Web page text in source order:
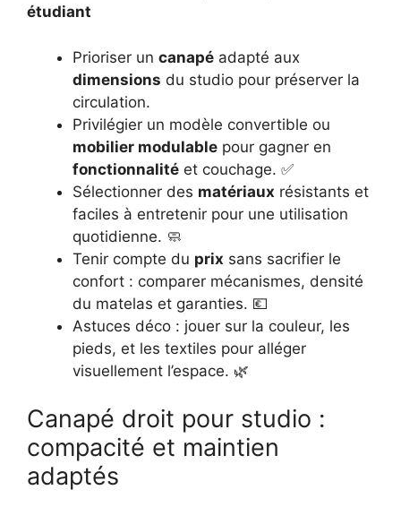
étudiant
Prioriser un canapé adapté aux
dimensions du studio pour préserver la
circulation.
Privilégier un modèle convertible ou
mobilier modulable pour gagner en
fonctionnalité et couchage. ✅
Sélectionner des matériaux résistants et
faciles à entretenir pour une utilisation
quotidienne. 🧼
Tenir compte du prix sans sacrifier le
confort : comparer mécanismes, densité
du matelas et garanties. 💶
Astuces déco : jouer sur la couleur, les
pieds, et les textiles pour alléger
visuellement l’espace. 🌿
Canapé droit pour studio :
compacité et maintien
adaptés